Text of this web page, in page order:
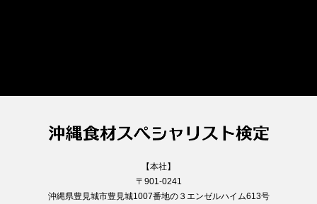
【本社】
〒901-0241
沖縄県豊見城市豊見城1007番地の３エンゼルハイム613号